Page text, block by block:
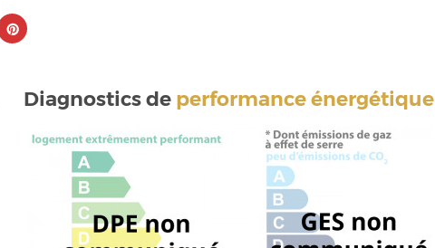
Diagnostics de performance énergétique